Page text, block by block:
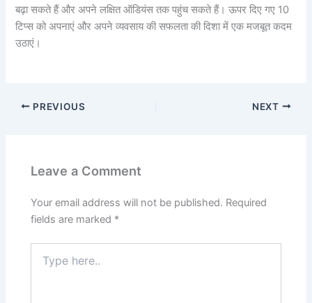
बढ़ा सकते हैं और अपने लक्षित ऑडियंस तक पहुंच सकते हैं। ऊपर दिए गए 10
टिप्स को अपनाएं और अपने व्यवसाय की सफलता की दिशा में एक मजबूत कदम
उठाएं।
PREVIOUS NEXT
Leave a Comment
Your email address will not be published. Required
fields are marked *
here..